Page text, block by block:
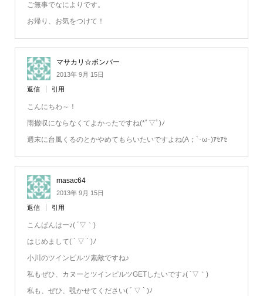
ご無事でなによりです。
お帰り、お気をつけて！
マサカリ☆ボンバー
2013年 9月 15日
返信 引用
こんにちわ～！
雨撤収にならなくてよかったですね(*ﾟ▽ﾟ)ﾉ
週末に台風くるのとかやめてもらいたいですよね(A；´･ω･)ｱｾｱｾ
masac64
2013年 9月 15日
返信 引用
こんばんはー♪( ´▽｀)
はじめまして( ´ ▽ ` )ﾉ
小川のツインピルツ素敵ですね♪
私もぜひ、カヌーとツインピルツGETしたいです♪( ´▽｀)
私も、ぜひ、覗かせてください( ´ ▽ ` )ﾉ